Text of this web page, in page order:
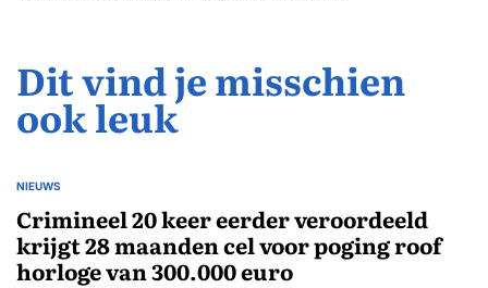
Dit vind je misschien
ook leuk
GEPLAATST
NIEUWS
Crimineel 20 keer eerder veroordeeld
krijgt 28 maanden cel voor poging roof
horloge van 300.000 euro